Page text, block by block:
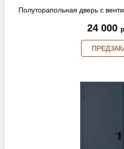
Полуторапольная дверь с
24 000